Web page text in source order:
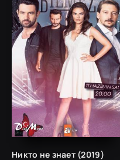
Никто не знает (2019)